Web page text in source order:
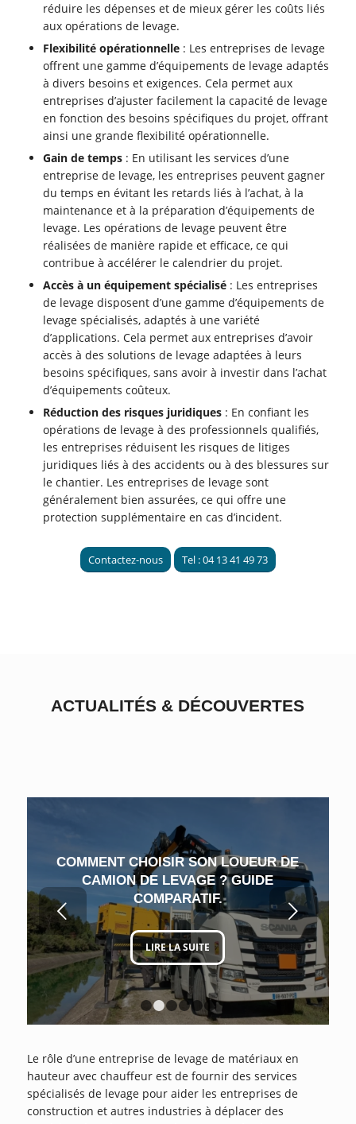
réduire les dépenses et de mieux gérer les coûts liés
aux opérations de levage.
Flexibilité opérationnelle : Les entreprises de levage
offrent une gamme d’équipements de levage adaptés
à divers besoins et exigences. Cela permet aux
entreprises d’ajuster facilement la capacité de levage
en fonction des besoins spécifiques du projet, offrant
ainsi une grande flexibilité opérationnelle.
Gain de temps : En utilisant les services d’une
entreprise de levage, les entreprises peuvent gagner
du temps en évitant les retards liés à l’achat, à la
maintenance et à la préparation d’équipements de
levage. Les opérations de levage peuvent être
réalisées de manière rapide et efficace, ce qui
contribue à accélérer le calendrier du projet.
Accès à un équipement spécialisé : Les entreprises
de levage disposent d’une gamme d’équipements de
levage spécialisés, adaptés à une variété
d’applications. Cela permet aux entreprises d’avoir
accès à des solutions de levage adaptées à leurs
besoins spécifiques, sans avoir à investir dans l’achat
d’équipements coûteux.
Réduction des risques juridiques : En confiant les
opérations de levage à des professionnels qualifiés,
les entreprises réduisent les risques de litiges
juridiques liés à des accidents ou à des blessures sur
le chantier. Les entreprises de levage sont
généralement bien assurées, ce qui offre une
protection supplémentaire en cas d’incident.
Contactez-nous Tel : 04 13 41 49 73
ACTUALITÉS & DÉCOUVERTES
COMMENT CHOISIR SON LOUEUR DE
CAMION DE LEVAGE ? GUIDE
COMPARATIF.
LIRE LA SUITE
Suivant
2 3 4 5 6
Le rôle d’une entreprise de levage de matériaux en
hauteur avec chauffeur est de fournir des services
spécialisés de levage pour aider les entreprises de
construction et autres industries à déplacer des